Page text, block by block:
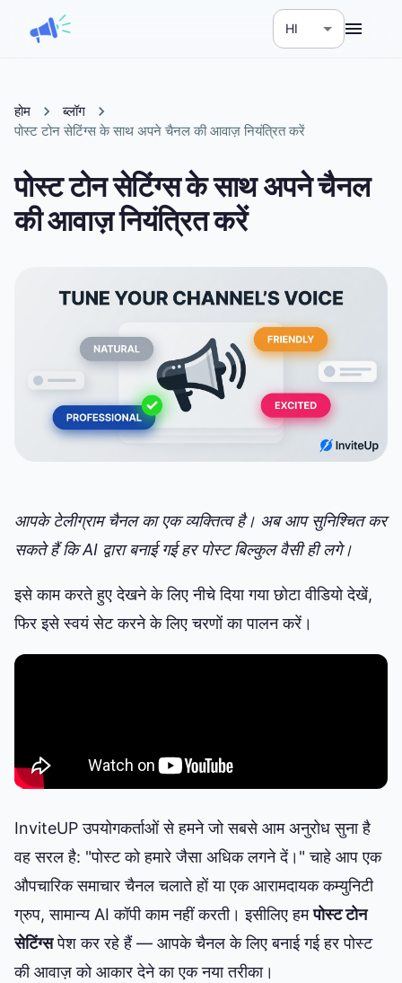
HI
होम
ब्लॉग
पोस्ट टोन सेटिंग्स के साथ अपने चैनल की आवाज़ नियंत्रित करें
पोस्ट टोन सेटिंग्स के साथ अपने चैनल
की आवाज़ नियंत्रित करें
आपके टेलीग्राम चैनल का एक व्यक्तित्व है। अब आप सुनिश्चित कर
सकते हैं कि AI द्वारा बनाई गई हर पोस्ट बिल्कुल वैसी ही लगे।
इसे काम करते हुए देखने के लिए नीचे दिया गया छोटा वीडियो देखें,
फिर इसे स्वयं सेट करने के लिए चरणों का पालन करें।
InviteUP उपयोगकर्ताओं से हमने जो सबसे आम अनुरोध सुना है
वह सरल है: "पोस्ट को हमारे जैसा अधिक लगने दें।" चाहे आप एक
औपचारिक समाचार चैनल चलाते हों या एक आरामदायक कम्युनिटी
ग्रुप, सामान्य AI कॉपी काम नहीं करती। इसीलिए हमपोस्ट टोन
सेटिंग्सपेश कर रहे हैं — आपके चैनल के लिए बनाई गई हर पोस्ट
की आवाज़ को आकार देने का एक नया तरीका।